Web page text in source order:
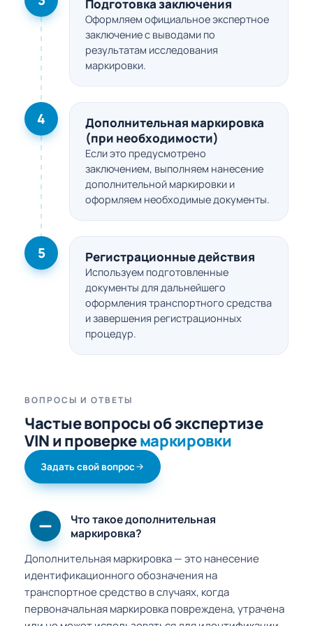
Подготовка заключения
Оформляем официальное экспертное
заключение с выводами по
результатам исследования
маркировки.
4
Дополнительная маркировка
(при необходимости)
Если это предусмотрено
заключением, выполняем нанесение
дополнительной маркировки и
оформляем необходимые документы.
5 Регистрационные действия
Используем подготовленные
документы для дальнейшего
оформления транспортного средства
и завершения регистрационных
процедур.
ВОПРОСЫ И ОТВЕТЫ
Частые вопросы об экспертизе
VIN и проверкемаркировки
Задать свой вопрос
Что такое дополнительная
маркировка?
Дополнительная маркировка — это нанесение
идентификационного обозначения на
транспортное средство в случаях, когда
первоначальная маркировка повреждена, утрачена